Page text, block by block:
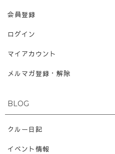
会員登録
ログイン
マイアカウント
メルマガ登録・解除
BLOG
クルー日記
イベント情報